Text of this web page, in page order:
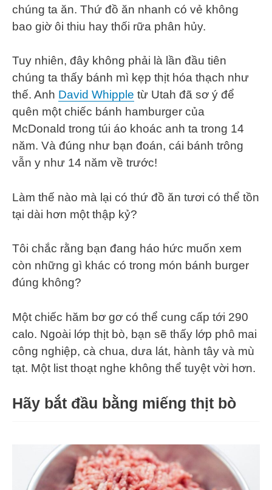
chúng ta ăn. Thứ đồ ăn nhanh có vẻ không
bao giờ ôi thiu hay thối rữa phân hủy.
Tuy nhiên, đây không phải là lần đầu tiên
chúng ta thấy bánh mì kẹp thịt hóa thạch như
thế. Anh David Whipple từ Utah đã sơ ý để
quên một chiếc bánh hamburger của
McDonald trong túi áo khoác anh ta trong 14
năm. Và đúng như bạn đoán, cái bánh trông
vẫn y như 14 năm về trước!
Làm thế nào mà lại có thứ đồ ăn tươi có thể tồn
tại dài hơn một thập kỷ?
Tôi chắc rằng bạn đang háo hức muốn xem
còn những gì khác có trong món bánh burger
đúng không?
Một chiếc hăm bơ gơ có thể cung cấp tới 290
calo. Ngoài lớp thịt bò, bạn sẽ thấy lớp phô mai
công nghiệp, cà chua, dưa lát, hành tây và mù
tạt. Một list thoạt nghe không thể tuyệt vời hơn.
Hãy bắt đầu bằng miếng thịt bò